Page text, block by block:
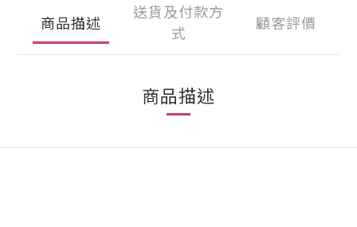
商品描述
送貨及付款方
式
顧客評價
商品描述